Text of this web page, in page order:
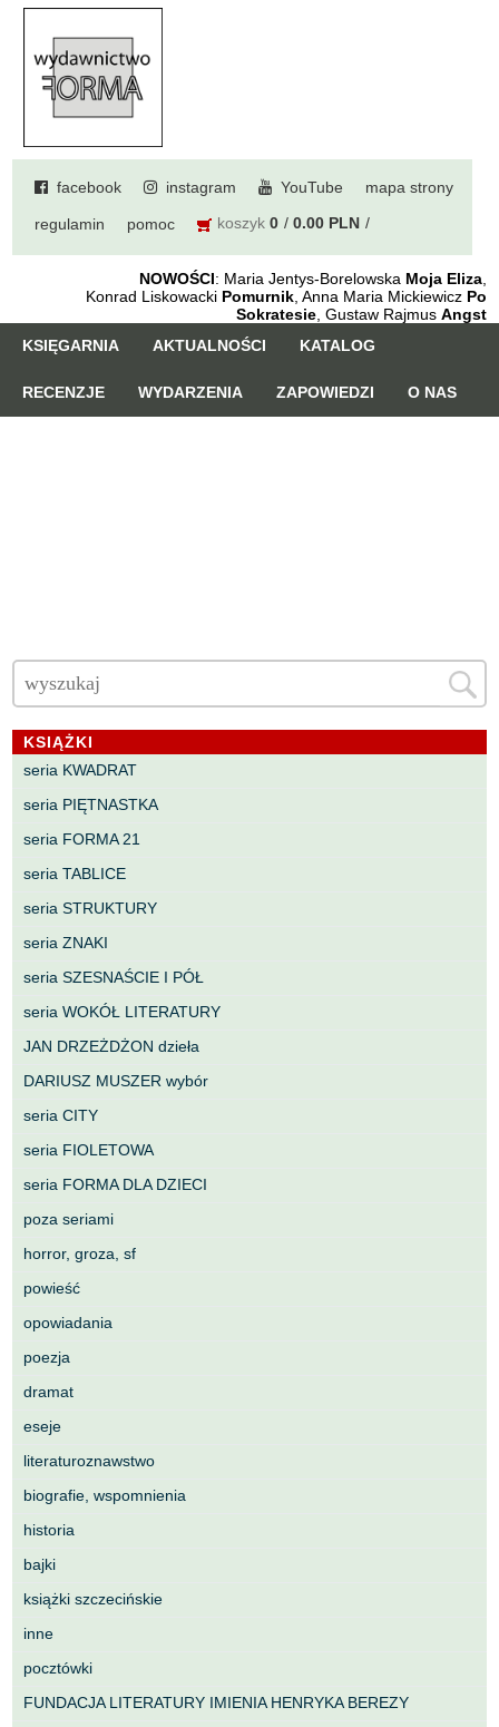
facebook instagram YouTube mapa strony
regulamin pomoc koszyk 0 0.00 PLN
NOWOŚCI: Maria Jentys-Borelowska Moja Eliza,
Konrad Liskowacki Pomurnik, Anna Maria Mickiewicz Po
Sokratesie, Gustaw Rajmus Angst
KSIĘGARNIA
AKTUALNOŚCI KATALOG
RECENZJE WYDARZENIA ZAPOWIEDZI O NAS
KSIĄŻKI
seria KWADRAT
seria PIĘTNASTKA
seria FORMA 21
seria TABLICE
seria STRUKTURY
seria ZNAKI
seria SZESNAŚCIE I PÓŁ
seria WOKÓŁ LITERATURY
JAN DRZEŻDŻON dzieła
DARIUSZ MUSZER wybór
seria CITY
seria FIOLETOWA
seria FORMA DLA DZIECI
poza seriami
horror, groza, sf
powieść
opowiadania
poezja
dramat
eseje
literaturoznawstwo
biografie, wspomnienia
historia
bajki
książki szczecińskie
inne
pocztówki
FUNDACJA LITERATURY IMIENIA HENRYKA BEREZY